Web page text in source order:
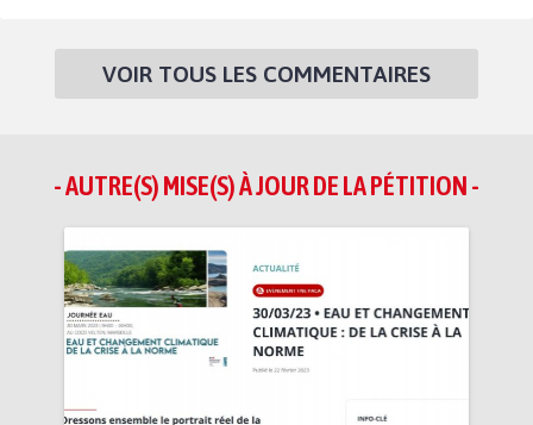
VOIR TOUS LES COMMENTAIRES
- AUTRE(S) MISE(S) À JOUR DE LA PÉTITION -